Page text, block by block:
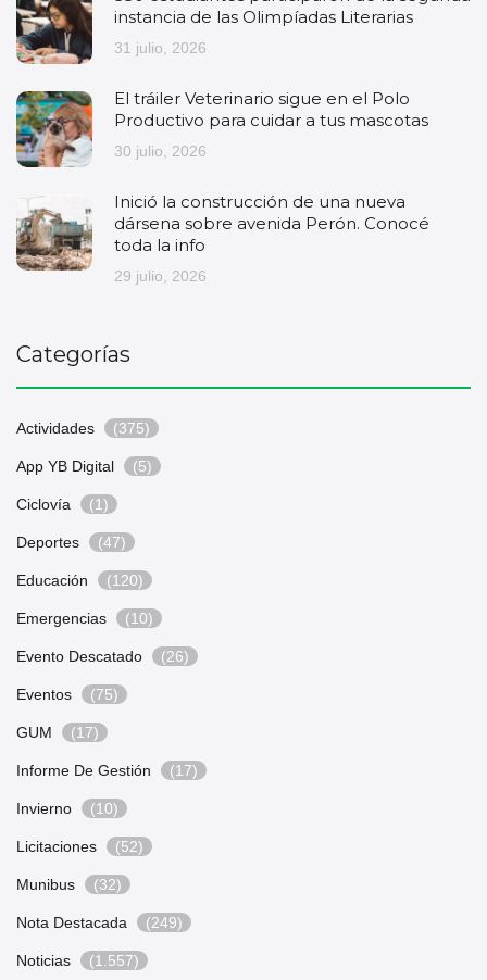
instancia de las Olimpíadas Literarias
31 julio, 2026
El tráiler Veterinario sigue en el Polo
Productivo para cuidar a tus mascotas
30 julio, 2026
Inició la construcción de una nueva
dársena sobre avenida Perón. Conocé
toda la info
29 julio, 2026
Categorías
Actividades (375)
App YB Digital (5)
Ciclovía (1)
Deportes (47)
Educación (120)
Emergencias (10)
Evento Descatado (26)
Eventos (75)
GUM (17)
Informe De Gestión (17)
Invierno (10)
Licitaciones (52)
Munibus (32)
Nota Destacada (249)
Noticias (1.557)